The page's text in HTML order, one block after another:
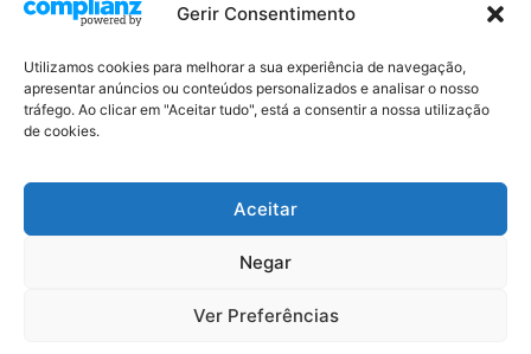
Gerir Consentimento
Utilizamos cookies para melhorar a sua experiência de navegação,
apresentar anúncios ou conteúdos personalizados e analisar o nosso
tráfego. Ao clicar em "Aceitar tudo", está a consentir a nossa utilização
de cookies.
Aceitar
Negar
Ver Preferências
Redes Sociais